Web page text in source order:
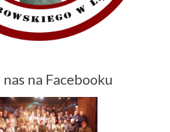
nas na Facebooku